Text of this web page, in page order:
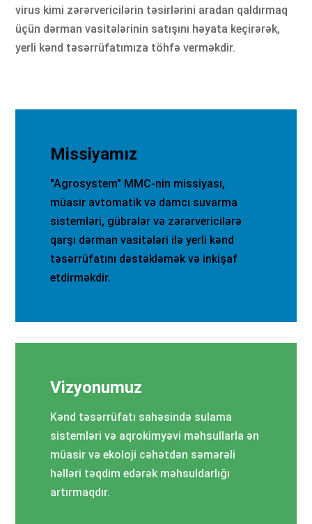
virus kimi zərərvericilərin təsirlərini aradan qaldırmaq
üçün dərman vasitələrinin satışını həyata keçirərək,
yerli kənd təsərrüfatımıza töhfə verməkdir.
Missiyamız
"Agrosystem" MMC-nin missiyası,
müasir avtomatik və damcı suvarma
sistemləri, gübrələr və zərərvericilərə
qarşı dərman vasitələri ilə yerli kənd
təsərrüfatını dəstəkləmək və inkişaf
etdirməkdir.
Vizyonumuz
Kənd təsərrüfatı sahəsində sulama
sistemləri və aqrokimyəvi məhsullarla ən
müasir və ekoloji cəhətdən səmərəli
həlləri təqdim edərək məhsuldarlığı
artırmaqdır.